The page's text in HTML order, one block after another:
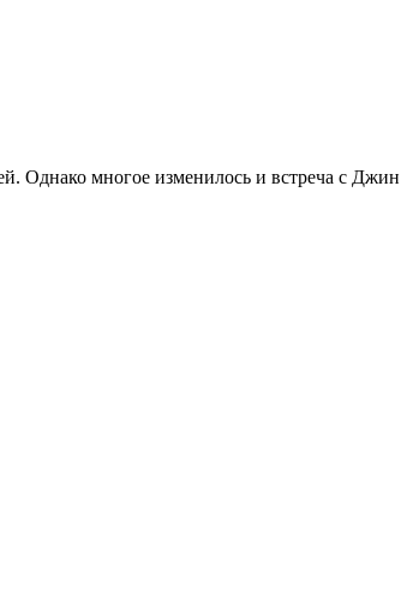
Однако многое изменилось и встреча с Джин